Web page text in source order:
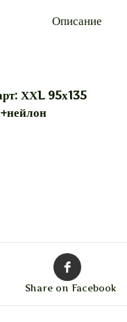
Описание
ХХL 95х135
Share on Facebook